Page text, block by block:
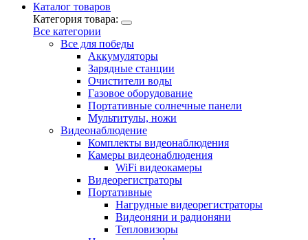
Каталог товаров
Категория товара:
Все категории
Все для победы
Аккумуляторы
Зарядные станции
Очистители воды
Газовое оборудование
Портативные солнечные панели
Мультитулы, ножи
Видеонаблюдение
Комплекты видеонаблюдения
Камеры видеонаблюдения
WiFi видеокамеры
Видеорегистраторы
Портативные
Нагрудные видеорегистраторы
Видеоняни и радионяни
Тепловизоры